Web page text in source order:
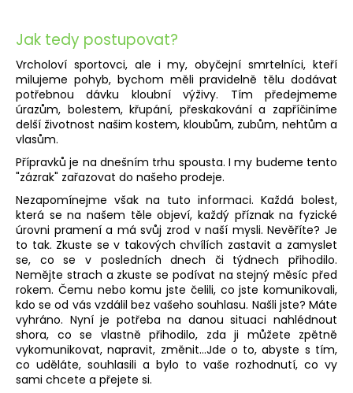
Jak tedy postupovat?
Vrcholoví sportovci, ale i my, obyčejní smrtelníci, kteří
milujeme pohyb, bychom měli pravidelně tělu dodávat
potřebnou dávku kloubní výživy. Tím předejmeme
úrazům, bolestem, křupání, přeskakování a zapříčiníme
delší životnost našim kostem, kloubům, zubům, nehtům a
vlasům.
Přípravků je na dnešním trhu spousta. I my budeme tento
"zázrak" zařazovat do našeho prodeje.
Nezapomínejme však na tuto informaci. Každá bolest,
která se na našem těle objeví, každý příznak na fyzické
úrovni pramení a má svůj zrod v naší mysli. Nevěříte? Je
to tak. Zkuste se v takových chvílích zastavit a zamyslet
se, co se v posledních dnech či týdnech přihodilo.
Nemějte strach a zkuste se podívat na stejný měsíc před
rokem. Čemu nebo komu jste čelili, co jste komunikovali,
kdo se od vás vzdálil bez vašeho souhlasu. Našli jste? Máte
vyhráno. Nyní je potřeba na danou situaci nahlédnout
shora, co se vlastně přihodilo, zda ji můžete zpětně
vykomunikovat, napravit, změnit…Jde o to, abyste s tím,
co uděláte, souhlasili a bylo to vaše rozhodnutí, co vy
sami chcete a přejete si.